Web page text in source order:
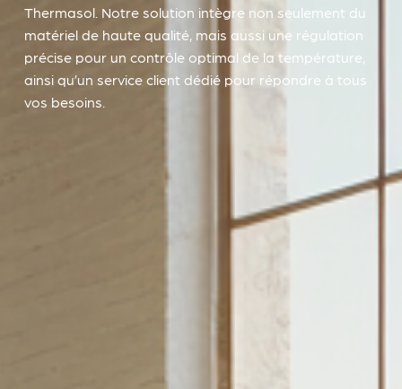
Thermasol. Notre solution intègre non seulement du
matériel de haute qualité, mais aussi une régulation
précise pour un contrôle optimal de la température,
ainsi qu’un service client dédié pour répondre à tous
vos besoins.